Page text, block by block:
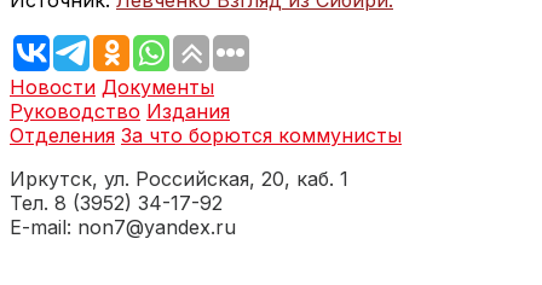
Новости Документы
Руководство Издания
Отделения За что борются коммунисты
Иркутск, ул. Российская, 20, каб. 1
Тел. 8 (3952) 34-17-92
E-mail: non7@yandex.ru